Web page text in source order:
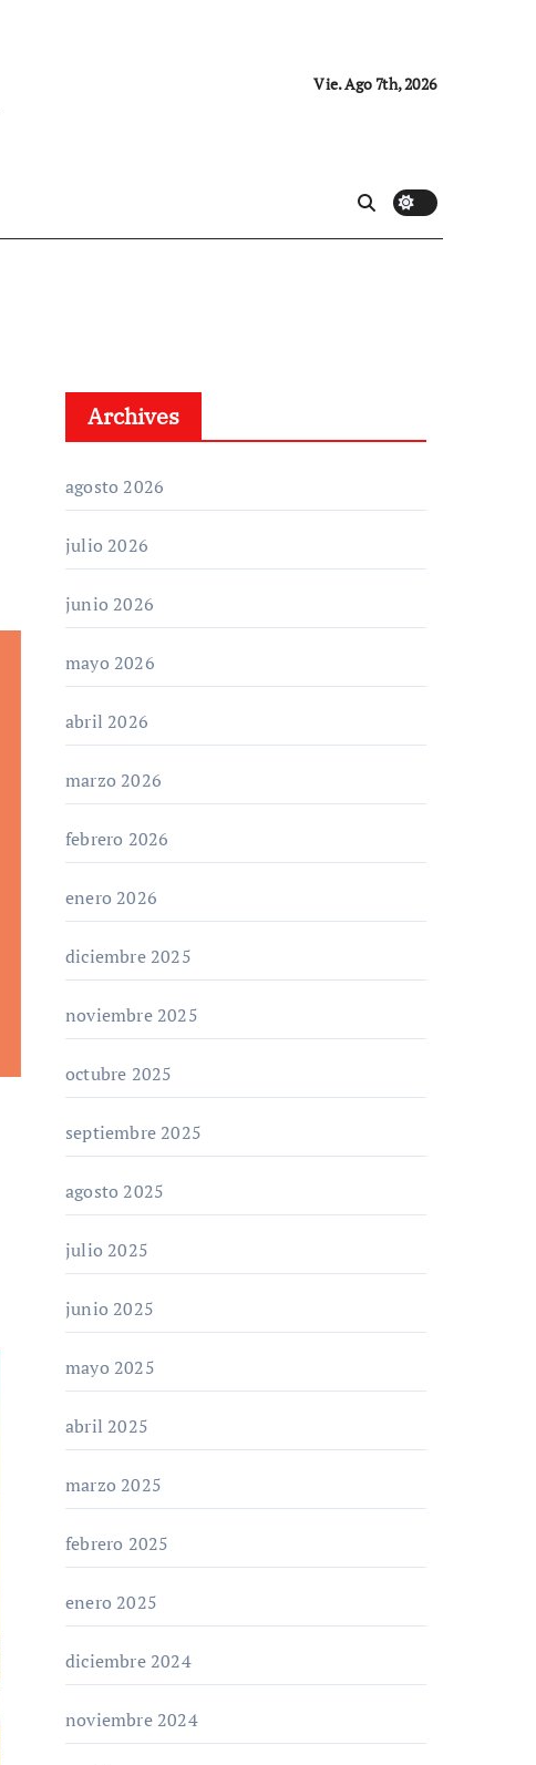
Vie. Ago 7th, 2026
Archives
agosto 2026
julio 2026
junio 2026
mayo 2026
abril 2026
marzo 2026
febrero 2026
enero 2026
diciembre 2025
noviembre 2025
octubre 2025
septiembre 2025
agosto 2025
julio 2025
junio 2025
mayo 2025
abril 2025
marzo 2025
febrero 2025
enero 2025
diciembre 2024
noviembre 2024